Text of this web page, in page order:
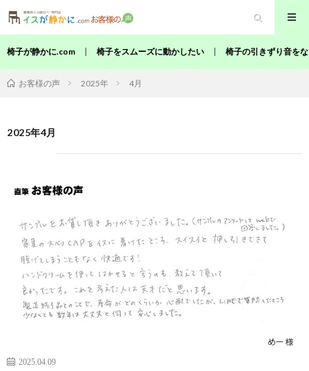
椅子が静かに.com 椅子をスムーズに動かしたい 椅子の引きずり音を
お客様の声 2025年 4月
2025年4月
2025.04.09